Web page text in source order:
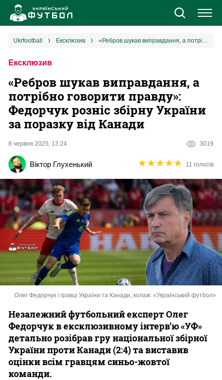
Новини
Єврокубки
УПЛ
Різне
Букмекери
Казино
ukrfootball ексклюзив «Ребров шукав виправдання, а потрібно говорити правду»: Федорчук розніс збірну України за поразку від Канади
Ексклюзив
«Ребров шукав виправдання, а
потрібно говорити правду»:
Федорчук розніс збірну України
за поразку від Канади
8 червня 2025, 13:24 3019
Віктор Глухенький ★★★★★
★★★★★ 11 голосів
Олег Федорчук і гравці України та Канади, колаж: «Український футбол»
Незалежний футбольний експерт Олег
Федорчук в ексклюзивному інтерв’ю «УФ»
детально розібрав гру національної збірної
України проти Канади (2:4) та виставив
оцінки всім гравцям синьо-жовтої
команди.